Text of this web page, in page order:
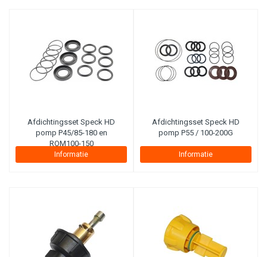
Afdichtingsset Speck HD
pomp P45/85-180 en
ROM100-150
Informatie
Afdichtingsset Speck HD
pomp P55 / 100-200G
Informatie